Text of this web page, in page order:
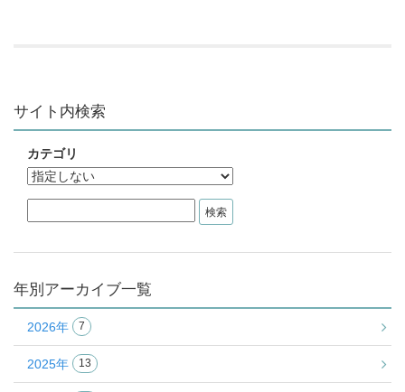
サイト内検索
カテゴリ
年別アーカイブ一覧
2026年 7
2025年 13